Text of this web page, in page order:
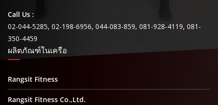
Call Us :
02-044-5285, 02-198-6956, 044-083-859, 081-928-4119, 081-
350-4459
ผลิตภัณฑ์ในเครือ
Rangsit Fitness
Rangsit Fitness Co.,Ltd.